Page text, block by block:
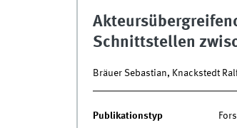
Schnittstellen
Bräuer Sebastian, Knackstedt
Publikationstyp